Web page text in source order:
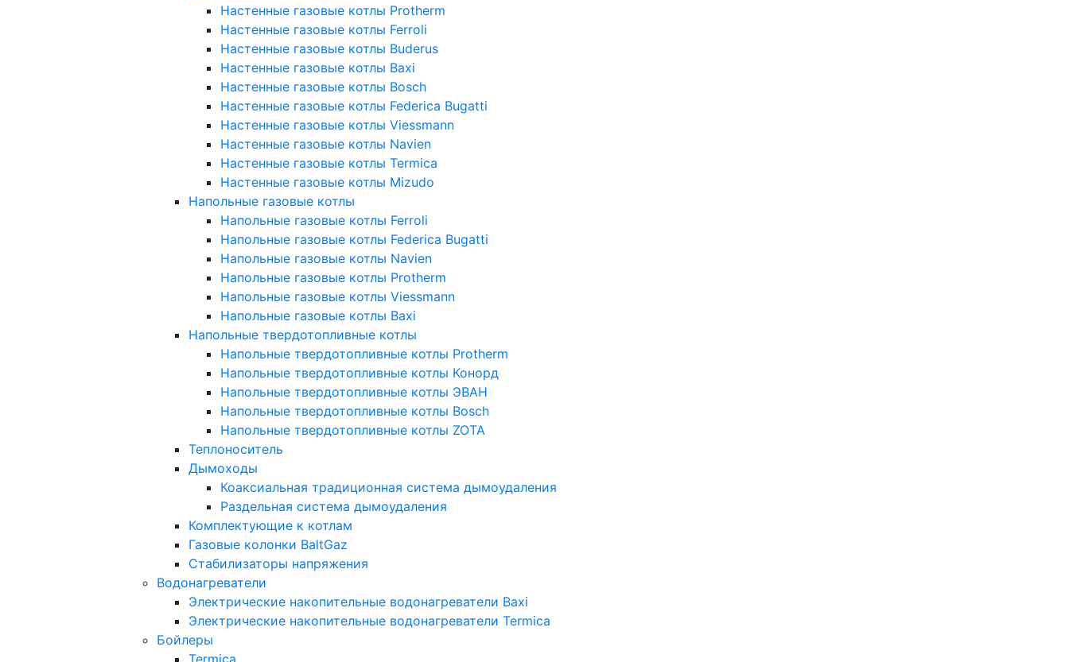
Настенные газовые котлы Protherm
Настенные газовые котлы Ferroli
Настенные газовые котлы Buderus
Настенные газовые котлы Baxi
Настенные газовые котлы Bosch
Настенные газовые котлы Federica Bugatti
Настенные газовые котлы Viessmann
Настенные газовые котлы Navien
Настенные газовые котлы Termica
Настенные газовые котлы Mizudo
Напольные газовые котлы
Напольные газовые котлы Ferroli
Напольные газовые котлы Federica Bugatti
Напольные газовые котлы Navien
Напольные газовые котлы Protherm
Напольные газовые котлы Viessmann
Напольные газовые котлы Baxi
Напольные твердотопливные котлы
Напольные твердотопливные котлы Protherm
Напольные твердотопливные котлы Конорд
Напольные твердотопливные котлы ЭВАН
Напольные твердотопливные котлы Bosch
Напольные твердотопливные котлы ZOTA
Теплоноситель
Дымоходы
Коаксиальная традиционная система дымоудаления
Раздельная система дымоудаления
Комплектующие к котлам
Газовые колонки BaltGaz
Стабилизаторы напряжения
Водонагреватели
Электрические накопительные водонагреватели Baxi
Электрические накопительные водонагреватели Termica
Бойлеры
Termica